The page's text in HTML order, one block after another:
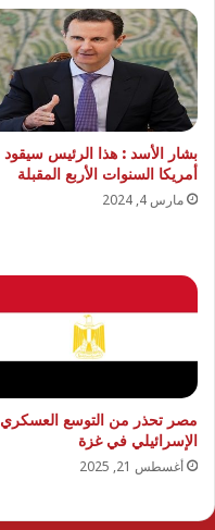
بشار الأسد : هذا الرئيس سيقود
أمريكا السنوات الأربع المقبلة
مارس 4, 2024
مصر تحذر من التوسع العسكري
الإسرائيلي في غزة
أغسطس 21, 2025